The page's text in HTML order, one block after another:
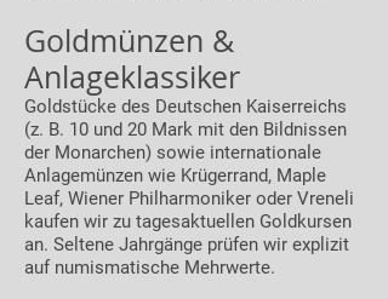
Goldmünzen &
Anlageklassiker
Goldstücke des Deutschen Kaiserreichs
(z. B. 10 und 20 Mark mit den Bildnissen
der Monarchen) sowie internationale
Anlagemünzen wie Krügerrand, Maple
Leaf, Wiener Philharmoniker oder Vreneli
kaufen wir zu tagesaktuellen Goldkursen
an. Seltene Jahrgänge prüfen wir explizit
auf numismatische Mehrwerte.